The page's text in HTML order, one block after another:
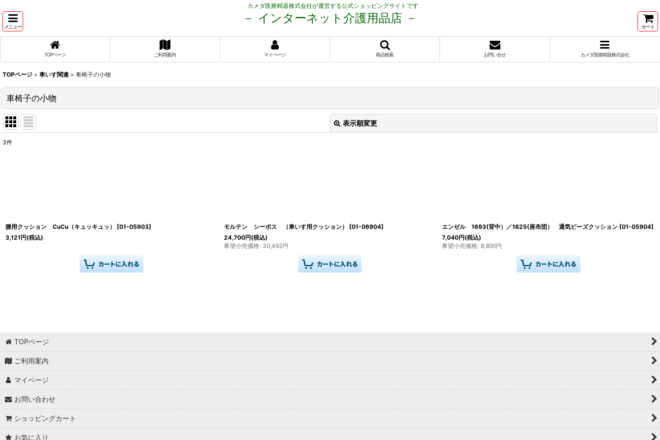
カメダ医療精器株式会社が運営する公式ショッピングサイトです
メニュー
－ インターネット介護用品店 －
カート
TOPページ ご利用案内 マイページ 商品検索 お問い合せ カメダ医療精器株式会社
TOPページ > 車いす関連 > 車椅子の小物
車椅子の小物
表示順変更
3件
腰用クッション CuCu（キュッキュッ） [01-05903]
3,121円(税込)
モルテン シーポス （車いす用クッション） [01-06904]
24,700円(税込)
希望小売価格: 30,492円
エンゼル 1693(背中）／1625(座布団） 通気ビーズクッション [01-05904]
7,040円(税込)
希望小売価格: 8,800円
TOPページ
ご利用案内
マイページ
お問い合わせ
ショッピングカート
お気に入り